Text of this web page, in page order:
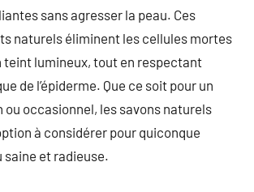
sans agresser la peau. Ces
naturels éliminent les cellules mortes
teint lumineux, tout en respectant
de l’épiderme. Que ce soit pour un
ou occasionnel, les savons naturels
à considérer pour quiconque
saine et radieuse.